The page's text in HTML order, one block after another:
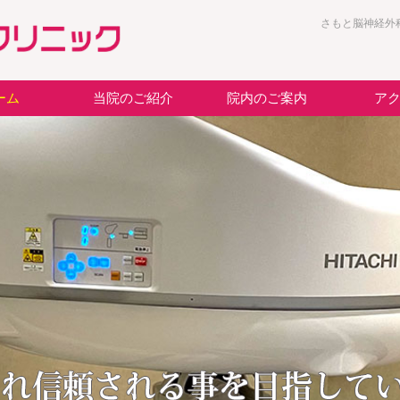
さもと脳神経外
ム 当院のご紹介 院内のご案内 ア